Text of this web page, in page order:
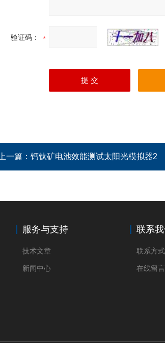
验证码：
一篇： 钙钛矿电池效能测试太阳光模拟器2
服务与支持
技术文章
新闻中心
联系我
联系方式
在线留言